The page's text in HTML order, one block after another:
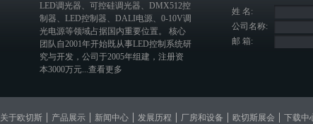
LED调光器、 可控硅调光器、 DMX512控
制器、 LED控制器、 DALI电源、 0-10V调
光电源等领域占据国内重要位置。 核心
团队自2001年开始既从事LED控制系统研
究与开发，公司于2005年组建，注册资
本3000万元...查看更多
姓 名:
公司名称:
邮 箱:
关于欧切斯 产品展示 新闻中心 发展历程 厂房和设备 欧切斯展会 下载中